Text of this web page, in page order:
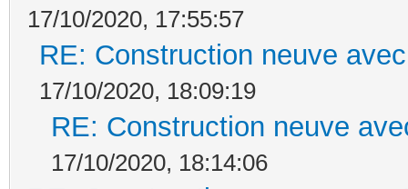
17/10/2020, 17:55:57
RE: Construction neuve
17/10/2020, 18:09:19
RE: Construction neuve
17/10/2020, 18:14:06